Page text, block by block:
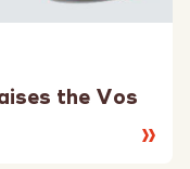
the Vos
Lesen